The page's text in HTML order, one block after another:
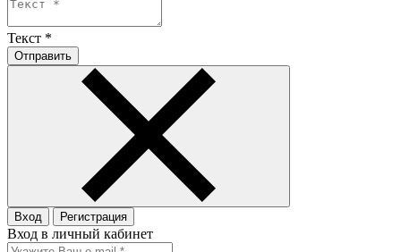
Текст *
Отправить
Вход Регистрация
Вход в личный кабинет